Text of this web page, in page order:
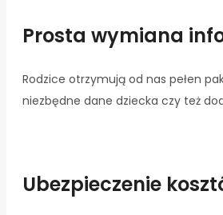
Prosta wymiana
Rodzice otrzymują od nas pełen
niezbędne dane dziecka czy też
Ubezpieczenie